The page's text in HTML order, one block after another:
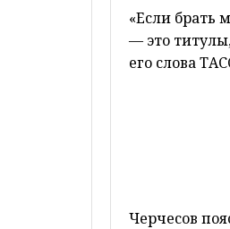
«Если брать
— это
его слова
Черчесов